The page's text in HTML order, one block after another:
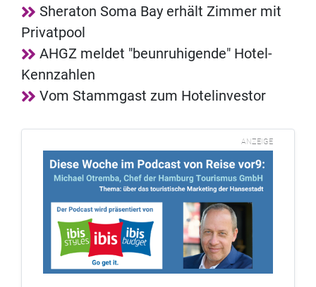
Sheraton Soma Bay erhält Zimmer mit
Privatpool
AHGZ meldet "beunruhigende" Hotel-
Kennzahlen
Vom Stammgast zum Hotelinvestor
ANZEIGE